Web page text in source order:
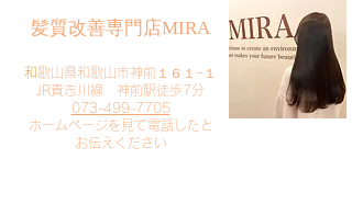
​髪質改善専門店MIRA
​和歌山県和歌山市神前１６１−１
JR貴志川線 神前駅徒歩7分
073-499-7705
​ホームページを見て電話したと
お伝えください